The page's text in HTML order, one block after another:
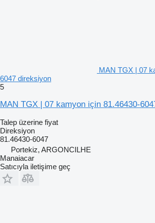
MAN TGX | 07
6047 direksiyon
5
MAN TGX | 07 kamyon için 81.46430-
Talep üzerine fiyat
Direksiyon
81.46430-6047
Portekiz, ARGONCILHE
Manaiacar
Satıcıyla iletişime geç